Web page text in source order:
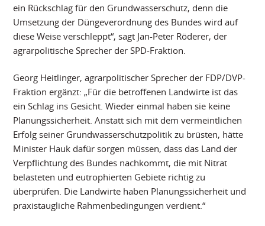
ein Rückschlag für den Grundwasserschutz, denn die
Umsetzung der Düngeverordnung des Bundes wird auf
diese Weise verschleppt“, sagt Jan-Peter Röderer, der
agrarpolitische Sprecher der SPD-Fraktion.
Georg Heitlinger, agrarpolitischer Sprecher der FDP/DVP-
Fraktion ergänzt: „Für die betroffenen Landwirte ist das
ein Schlag ins Gesicht. Wieder einmal haben sie keine
Planungssicherheit. Anstatt sich mit dem vermeintlichen
Erfolg seiner Grundwasserschutzpolitik zu brüsten, hätte
Minister Hauk dafür sorgen müssen, dass das Land der
Verpflichtung des Bundes nachkommt, die mit Nitrat
belasteten und eutrophierten Gebiete richtig zu
überprüfen. Die Landwirte haben Planungssicherheit und
praxistaugliche Rahmenbedingungen verdient.“